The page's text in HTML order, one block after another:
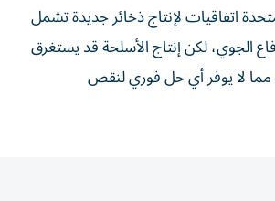
اتفاقيات لإنتاج ذخائر جديدة تشمل
الجوي، لكن إنتاج الأسلحة قد يستغرق
لا يوفر أي حل فوري لنقص